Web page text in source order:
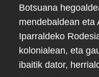
Botsuana
mendebaldean eta
Iparraldeko
kolonialean, eta
ibaitik dator,